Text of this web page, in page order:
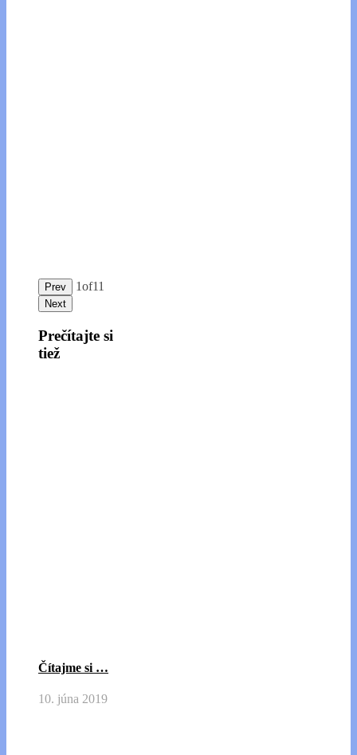
Prev 1of11
Next
Prečítajte si
tiež
Čítajme si …
10. júna 2019